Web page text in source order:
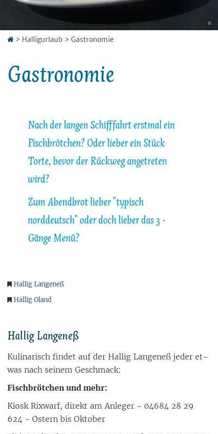
©
> Halligurlaub > Gastronomie
Gastronomie
Nach der langen Schifffahrt erstmal ein
Fischbrötchen? Oder lieber ein Stück
Torte, bevor der Rückweg angetreten
wird?
Zum Abendbrot lieber "typisch
norddeutsch" oder doch lieber das 3 -
Gänge Menü?
Hallig Langeneß
Hallig Oland
Hal­lig Lan­ge­neß
Ku­li­na­risch fin­det auf der Hal­lig Lan­ge­neß je­der et­
was nach sei­nem Ge­schmack:
Fisch­bröt­chen und mehr:
Ki­osk Rix­warf, di­rekt am An­le­ger - 04684 28 29
624 - Os­tern bis Ok­to­ber